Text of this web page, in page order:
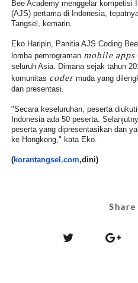
Bee Academy menggelar kompetisi
(AJS) pertama di Indonesia,
Tangsel, kemarin.
Eko Haripin, Panitia AJS Coding
lomba pemrograman mobile apps
seluruh Asia. Dimana sejak tahun
komunitas codermuda yang
dan presentasi.
"Secara keseluruhan, peserta
Indonesia ada 50 peserta.
peserta yang dipresentasikan dan
ke Hongkong," kata Eko.
(korantangsel.com,dini)